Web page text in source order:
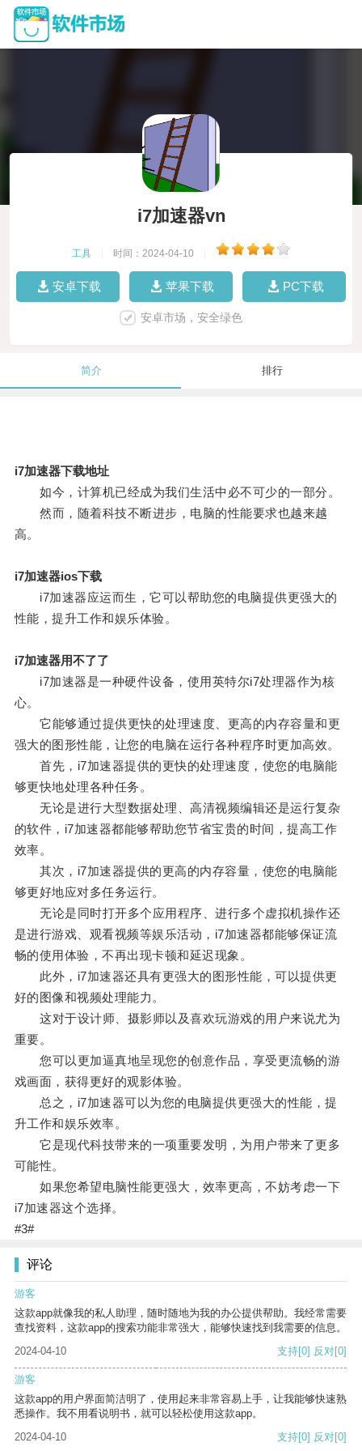
i7加速器vn
工具 时间：2024-04-10
安卓下载 苹果下载 PC下载
安卓市场，安全绿色
简介 排行
i7加速器下载地址
如今，计算机已经成为我们生活中必不可少的一部分。
然而，随着科技不断进步，电脑的性能要求也越来越
高。
i7加速器ios下载
i7加速器应运而生，它可以帮助您的电脑提供更强大的
性能，提升工作和娱乐体验。
i7加速器用不了了
i7加速器是一种硬件设备，使用英特尔i7处理器作为核
心。
它能够通过提供更快的处理速度、更高的内存容量和更
强大的图形性能，让您的电脑在运行各种程序时更加高效。
首先，i7加速器提供的更快的处理速度，使您的电脑能
够更快地处理各种任务。
无论是进行大型数据处理、高清视频编辑还是运行复杂
的软件，i7加速器都能够帮助您节省宝贵的时间，提高工作
效率。
其次，i7加速器提供的更高的内存容量，使您的电脑能
够更好地应对多任务运行。
无论是同时打开多个应用程序、进行多个虚拟机操作还
是进行游戏、观看视频等娱乐活动，i7加速器都能够保证流
畅的使用体验，不再出现卡顿和延迟现象。
此外，i7加速器还具有更强大的图形性能，可以提供更
好的图像和视频处理能力。
这对于设计师、摄影师以及喜欢玩游戏的用户来说尤为
重要。
您可以更加逼真地呈现您的创意作品，享受更流畅的游
戏画面，获得更好的观影体验。
总之，i7加速器可以为您的电脑提供更强大的性能，提
升工作和娱乐效率。
它是现代科技带来的一项重要发明，为用户带来了更多
可能性。
如果您希望电脑性能更强大，效率更高，不妨考虑一下
i7加速器这个选择。
#3#
评论
游客
这款app就像我的私人助理，随时随地为我的办公提供帮助。我经常需要
查找资料，这款app的搜索功能非常强大，能够快速找到我需要的信息。
2024-04-10
支持[0] 反对[0]
游客
这款app的用户界面简洁明了，使用起来非常容易上手，让我能够快速熟
悉操作。我不用看说明书，就可以轻松使用这款app。
2024-04-10
支持[0] 反对[0]